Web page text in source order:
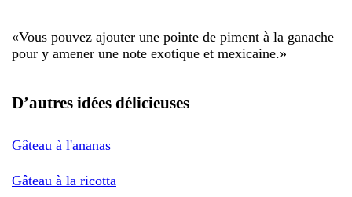
«Vous pouvez ajouter une pointe de piment à la ganache
pour y amener une note exotique et mexicaine.»
D’autres idées délicieuses
Gâteau à l'ananas
Gâteau à la ricotta